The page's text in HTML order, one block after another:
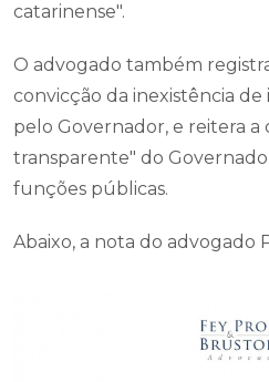
catarinense".
O advogado também
convicção da inexistência
pelo Governador, e reitera
transparente" do
funções públicas.
Abaixo, a nota do advogado